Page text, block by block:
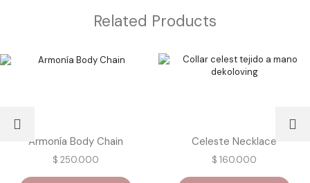
Related Products
Armonía Body Chain
$ 250.000
Celeste Necklace
$ 160.000